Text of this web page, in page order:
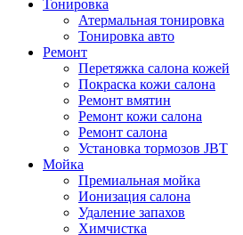
Тонировка
Атермальная тонировка
Тонировка авто
Ремонт
Перетяжка салона кожей
Покраска кожи салона
Ремонт вмятин
Ремонт кожи салона
Ремонт салона
Установка тормозов JBT
Мойка
Премиальная мойка
Ионизация салона
Удаление запахов
Химчистка